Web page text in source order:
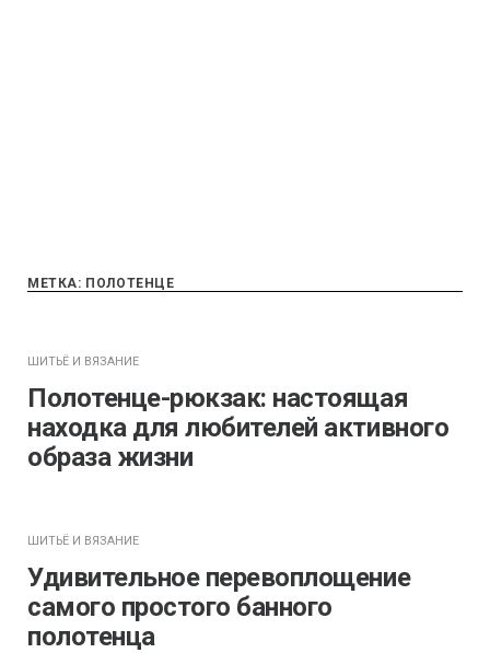
МЕТКА: ПОЛОТЕНЦЕ
ШИТЬЁ И ВЯЗАНИЕ
Полотенце-рюкзак: настоящая
находка для любителей активного
образа жизни
ШИТЬЁ И ВЯЗАНИЕ
Удивительное перевоплощение
самого простого банного
полотенца